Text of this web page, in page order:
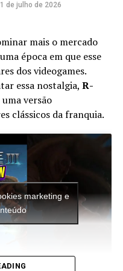
Sonic Jr
o multiplayer
amigos para
salas de outros
cooperativas e
aumentando ainda
estrutura faz o jogo
da série acabou
de julho de 2026
mais o mercado
época em que esse
dos videogames.
essa nostalgia, R-
versão
clássicos da franquia.
marketing e